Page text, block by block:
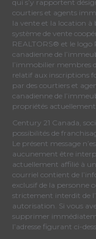
qui s’y rapportent
courtiers et agents
la vente et la location à
système de vente
REALTORS® et le
canadienne de
l’immobilier membres
relatif aux inscriptions
par des courtiers et
canadienne de
propriétés
Century 21 Canada,
possibilités de
Le présent message
aucunement être
actuellement affilié à
courriel contient de
exclusif de la personne
strictement interdit de
autorisation. Si vous
supprimer
l’adresse figurant ci-